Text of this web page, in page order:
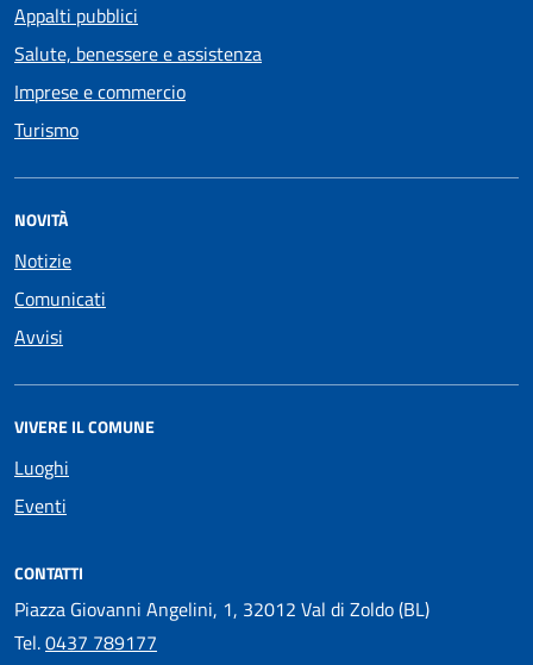
Appalti pubblici
Salute, benessere e assistenza
Imprese e commercio
Turismo
NOVITÀ
Notizie
Comunicati
Avvisi
VIVERE IL COMUNE
Luoghi
Eventi
CONTATTI
Piazza Giovanni Angelini, 1, 32012 Val di Zoldo (BL)
Tel.0437 789177